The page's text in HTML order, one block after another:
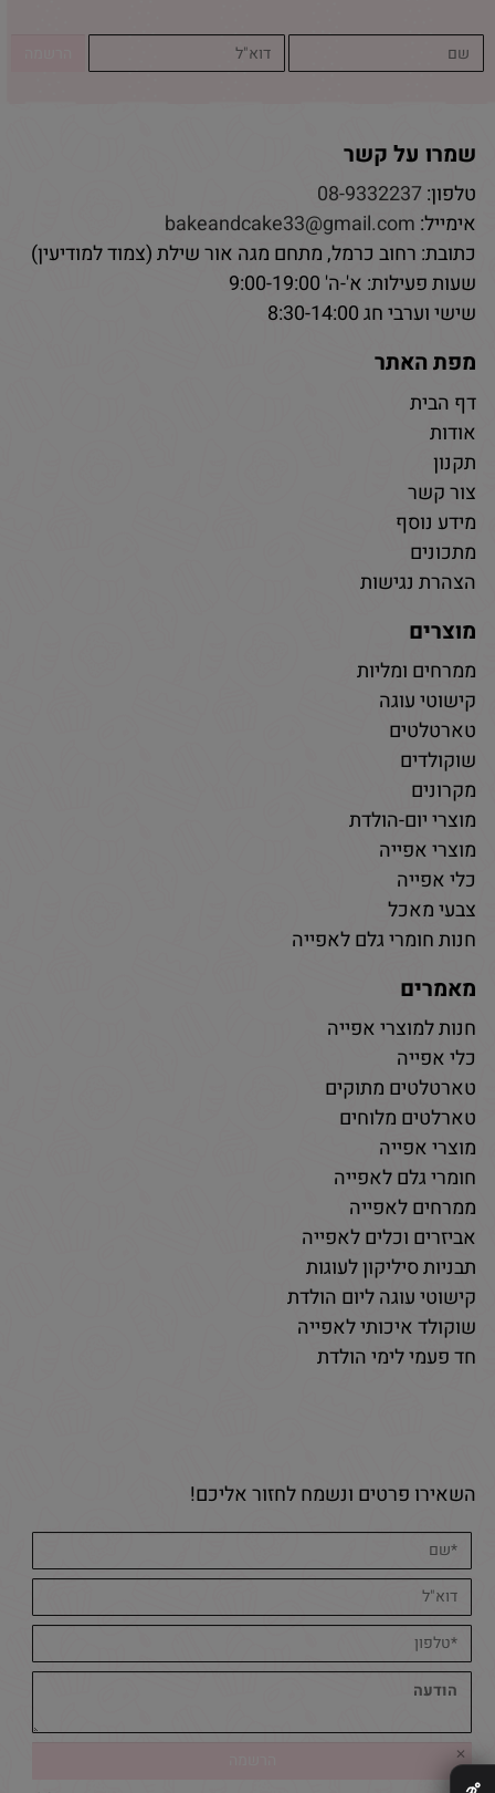
שמרו על קשר
טלפון:08-9332237
אימייל: bakeandcake33@gmail.com
כתובת: רחוב כרמל, מתחם מגה אור שילת (צמוד למודיעין)
שעות פעילות: א'-ה' 9:00-19:00
שישי וערבי חג 8:30-14:00
מפת האתר
דף הבית
אודות
תקנון
צור קשר
מידע נוסף
מתכונים
הצהרת נגישות
מוצרים
ממרחים ומליות
קישוטי עוגה
טארטלטים
שוקולדים
מקרונים
מוצרי יום-הולדת
מוצרי אפייה
כלי אפייה
צבעי מאכל
חנות חומרי גלם לאפייה
מאמרים
חנות למוצרי אפייה
כלי אפייה
טארטלטים מתוקים
טארלטים מלוחים
מוצרי אפייה
חומרי גלם לאפייה
ממרחים לאפייה
אביזרים וכלים לאפייה
תבניות סיליקון לעוגות
קישוטי עוגה ליום הולדת
שוקולד איכותי לאפייה
חד פעמי לימי הולדת
השאירו פרטים ונשמח לחזור אליכם!
✕